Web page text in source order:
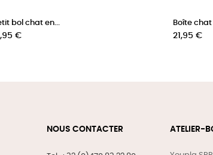
bol chat en...
€
Boîte
Prix
21,95 €
NOUS CONTACTER ATELIER-